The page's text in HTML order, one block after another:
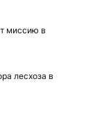
миссию в
лесхоза в